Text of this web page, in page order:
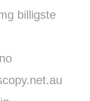
billigste